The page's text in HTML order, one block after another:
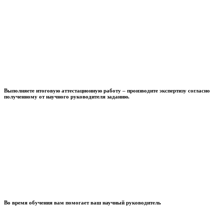
Выполняете итоговую аттестационную работу – производите экспертизу согласно
полученному от научного руководителя заданию.
Во время обучения вам помогает ваш научный руководитель